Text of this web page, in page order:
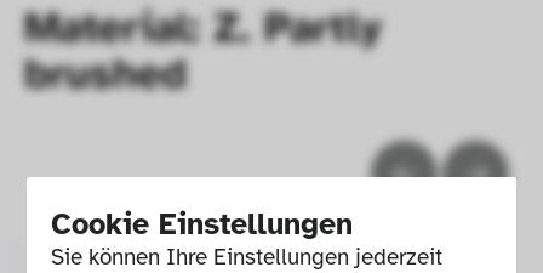
Cookie Einstellungen
Sie können Ihre Einstellungen jederzeit
Material: Z. Partly
brushed